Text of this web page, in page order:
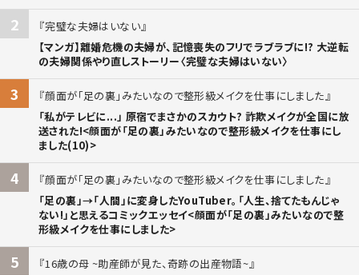
2
完璧な夫婦はいない
【マンガ】離婚危機の夫婦が、記憶喪失のフリでラブラブに!? 大逆転
の夫婦関係やり直しストーリー〈完璧な夫婦はいない〉
3
顔面が「足の裏」みたいなので整形級メイクを仕事にしました
「私がテレビに...」 原宿でまさかのスカウト? 詐欺メイクが全国に放
送された!<顔面が「足の裏」みたいなので整形級メイクを仕事にし
ました(10)>
4
顔面が「足の裏」みたいなので整形級メイクを仕事にしました
「足の裏」→「人間」に変身したYouTuber。「人生、捨てたもんじゃ
ない!」と思えるコミックエッセイ<顔面が「足の裏」みたいなので整
形級メイクを仕事にしました>
5
16歳の母 ~助産師が見た、奇跡の出産物語~